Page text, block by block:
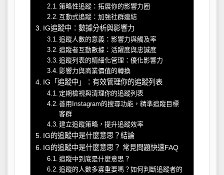
策略性追蹤：拓展你的影響力圈
互動式追蹤：加強社群連結
IG追蹤中：數據分析與影響力
追蹤人數的意義：影響力與觸及率
追蹤者互動數據：活躍度與忠誠度
追蹤列表的精細化管理：優化影響力
影響力與商業價值的轉換
IG「追蹤中」：有效管理你的追蹤列表
定期檢視與清理你的追蹤列表
善用Instagram的搜尋功能，精準追蹤目標
客群
建立追蹤策略，提升追蹤效率
IG的追蹤中是什麼意思？結論
IG的追蹤中是什麼意思？ 常見問題快速FAQ
追蹤中到底是什麼意思？
追蹤的人數多寡重要嗎？如何判斷追蹤者的